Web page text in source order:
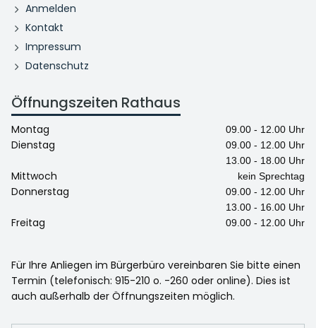
Anmelden
Kontakt
Impressum
Datenschutz
Öffnungszeiten Rathaus
Montag 09.00 - 12.00 Uhr
Dienstag
09.00 - 12.00 Uhr
13.00 - 18.00 Uhr
Mittwoch kein Sprechtag
Donnerstag
09.00 - 12.00 Uhr
13.00 - 16.00 Uhr
Freitag 09.00 - 12.00 Uhr
Für Ihre Anliegen im Bürgerbüro vereinbaren Sie bitte einen
Termin (telefonisch: 915-210 o. -260 oder online). Dies ist
auch außerhalb der Öffnungszeiten möglich.